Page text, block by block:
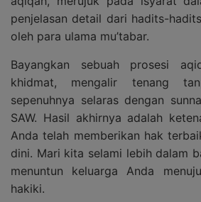
penjelasan detail dari hadits-
oleh para ulama mu’tabar.
Bayangkan sebuah prosesi
khidmat, mengalir tenang
sepenuhnya selaras dengan
SAW. Hasil akhirnya adalah
Anda telah memberikan hak
dini. Mari kita selami lebih dalam
menuntun keluarga Anda
hakiki.